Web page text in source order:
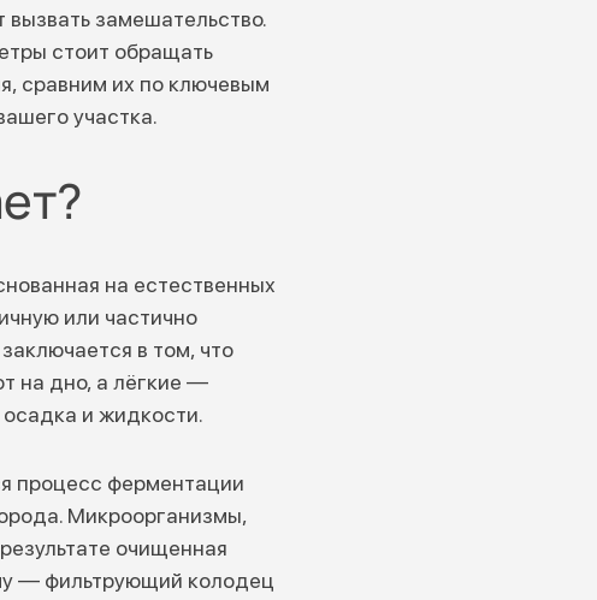
замешательство.
стоит обращать
сравним их по ключевым
участка.
на естественных
или частично
в том, что
на дно, а лёгкие —
и жидкости.
процесс ферментации
Микроорганизмы,
очищенная
— фильтрующий колодец